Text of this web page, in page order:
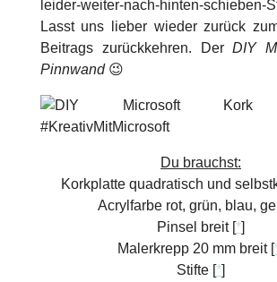
leider-weiter-nach-hinten-schieben-
Lasst uns lieber wieder zurück
Beitrags zurückkehren. DerDIY
Pinnwand😉
Du brauchst:
Korkplatte quadratisch und
Acrylfarbe rot, grün, blau,
Pinsel breit [*]
Malerkrepp 20 mm breit [
Stifte [*]